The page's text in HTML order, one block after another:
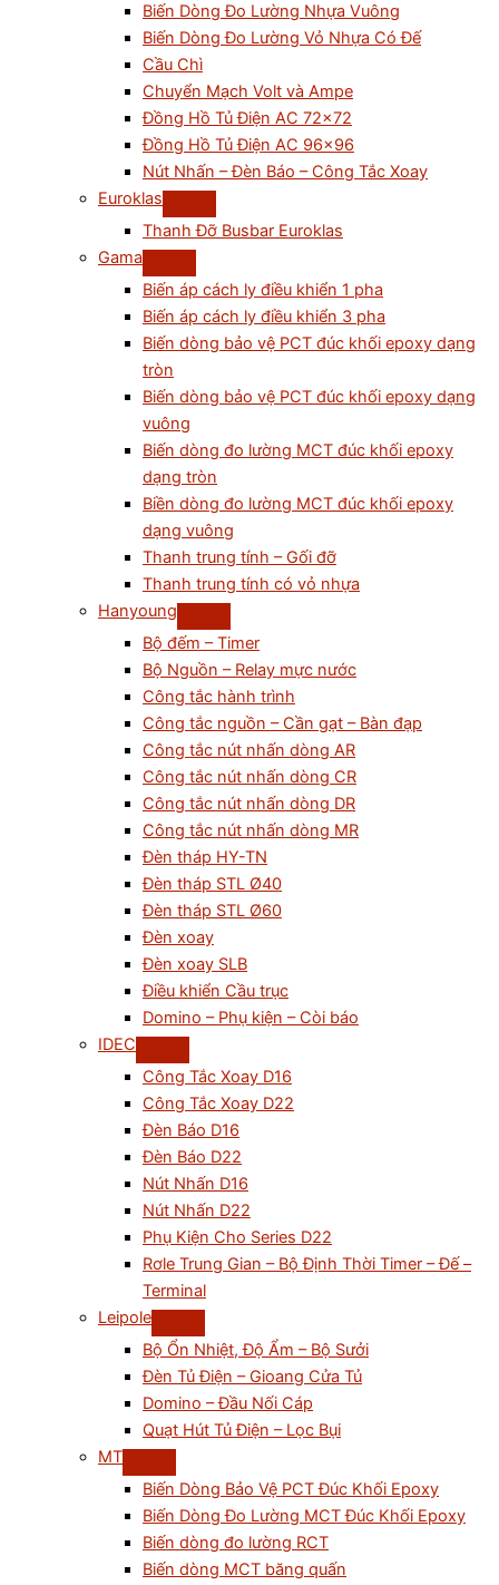
Biến Dòng Đo Lường Nhựa Vuông
Biến Dòng Đo Lường Vỏ Nhựa Có Đế
Cầu Chì
Chuyển Mạch Volt và Ampe
Đồng Hồ Tủ Điện AC 72×72
Đồng Hồ Tủ Điện AC 96×96
Nút Nhấn – Đèn Báo – Công Tắc Xoay
Euroklas
Thanh Đỡ Busbar Euroklas
Gama
Biến áp cách ly điều khiển 1 pha
Biến áp cách ly điều khiển 3 pha
Biến dòng bảo vệ PCT đúc khối epoxy dạng
tròn
Biến dòng bảo vệ PCT đúc khối epoxy dạng
vuông
Biến dòng đo lường MCT đúc khối epoxy
dạng tròn
Biền dòng đo lường MCT đúc khối epoxy
dạng vuông
Thanh trung tính – Gối đỡ
Thanh trung tính có vỏ nhựa
Hanyoung
Bộ đếm – Timer
Bộ Nguồn – Relay mực nước
Công tắc hành trình
Công tắc nguồn – Cần gạt – Bàn đạp
Công tắc nút nhấn dòng AR
Công tắc nút nhấn dòng CR
Công tắc nút nhấn dòng DR
Công tắc nút nhấn dòng MR
Đèn tháp HY-TN
Đèn tháp STL Ø40
Đèn tháp STL Ø60
Đèn xoay
Đèn xoay SLB
Điều khiển Cầu trục
Domino – Phụ kiện – Còi báo
IDEC
Công Tắc Xoay D16
Công Tắc Xoay D22
Đèn Báo D16
Đèn Báo D22
Nút Nhấn D16
Nút Nhấn D22
Phụ Kiện Cho Series D22
Rơle Trung Gian – Bộ Định Thời Timer – Đế –
Terminal
Leipole
Bộ Ổn Nhiệt, Độ Ẩm – Bộ Sưởi
Đèn Tủ Điện – Gioang Cửa Tủ
Domino – Đầu Nối Cáp
Quạt Hút Tủ Điện – Lọc Bụi
MT
Biến Dòng Bảo Vệ PCT Đúc Khối Epoxy
Biến Dòng Đo Lường MCT Đúc Khối Epoxy
Biến dòng đo lường RCT
Biến dòng MCT băng quấn